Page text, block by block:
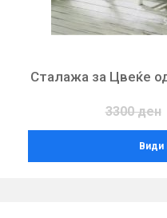
Сталажа за Цвеќе
3300 ден
Види